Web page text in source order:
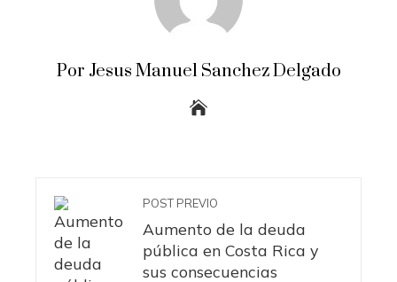
Por Jesus Manuel Sanchez Delgado
POST PREVIO
Aumento de la deuda
pública en Costa Rica y
sus consecuencias